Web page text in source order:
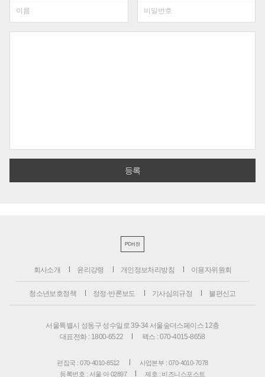
PC버전
회사소개 윤리강령 개인정보처리방침 이용자위원회
청소년보호정책 정정·반론보도 기사심의규정 불편신고
서울특별시 성동구 성수일로 39-34 서울숲더스페이스 12층
대표전화 : 1800-6522
팩스 : 070-4015-8658
편집국 : 070-4010-8512
사업본부 : 070-4010-7078
등록번호 : 서울 아 02897
제호 : 비즈니스포스트